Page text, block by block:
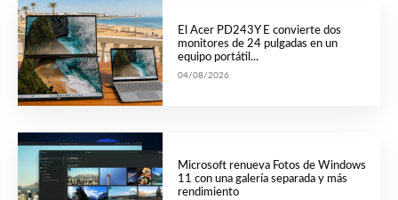
El Acer PD243Y E convierte dos
monitores de 24 pulgadas en un
equipo portátil...
04/08/2026
Microsoft renueva Fotos de Windows
11 con una galería separada y más
rendimiento